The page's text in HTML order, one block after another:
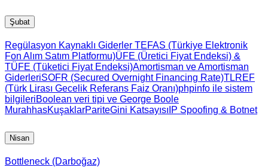
Şubat
Regülasyon Kaynaklı Giderler TEFAS (Türkiye Elektronik
Fon Alım Satım Platformu)ÜFE (Üretici Fiyat Endeksi) &
TÜFE (Tüketici Fiyat Endeksi)Amortisman ve Amortisman
GiderleriSOFR (Secured Overnight Financing Rate)TLREF
(Türk Lirası Gecelik Referans Faiz Oranı)phpinfo ile sistem
bilgileriBoolean veri tipi ve George Boole
MurahhasKuşaklarPariteGini Katsayısı IP Spoofing & Botnet
Nisan
Bottleneck (Darboğaz)